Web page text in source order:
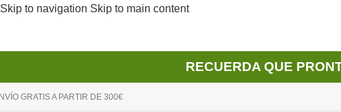
Skip to navigation Skip to main content
RECUERDA QUE
GRATIS A PARTIR DE 300€